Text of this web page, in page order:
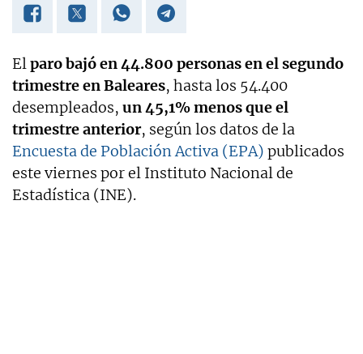
Elparo bajó en 44.800 personas en el segundo
trimestre en Baleares, hasta los 54.400
desempleados, un 45,1% menos que el
trimestre anterior, según los datos de la
Encuesta de Población Activa (EPA) publicados
este viernes por el Instituto Nacional de
Estadística (INE).